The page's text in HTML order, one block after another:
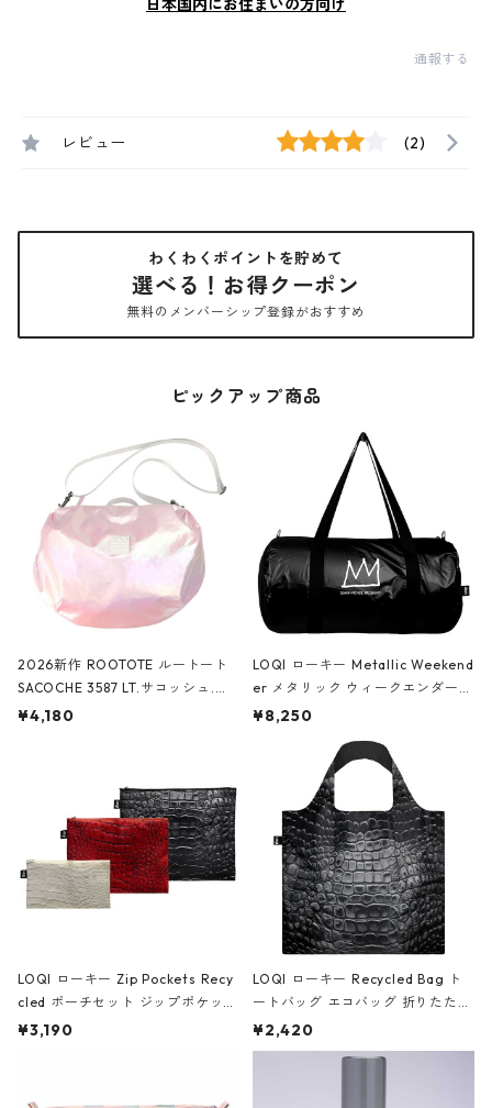
日本国内にお住まいの方向け
通報する
レビュー (2)
わくわくポイントを貯めて
選べる！お得クーポン
無料のメンバーシップ登録がおすすめ
ピックアップ商品
2026新作 ROOTOTE ルートート
SACOCHE 3587 LT.サコッシュ.ル
ミエ-B ショルダーバッグ グロスピ
¥4,180
LOQI ローキー Metallic Weekend
er メタリック ウィークエンダー
ボストンバッグ ショルダーバッグ
Black ジャン=ミッシェル・バスキ
ア/クラウン ブラック
¥8,250
LOQI ローキー Zip Pockets Recy
cled ポーチセット ジップポケット
ファスナーポーチ 撥水加工 トラベ
¥3,190
LOQI ローキー Recycled Bag ト
ートバッグ エコバッグ 折りたたみ
大きめ 撥水加工 収納ポーチ CRO
CODILE/Black クロコダイル/ブラ
¥2,420